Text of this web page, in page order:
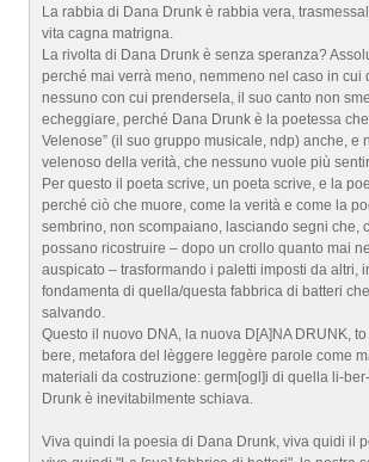
La rabbia di Dana Drunk è rabbia vera,
vita cagna matrigna.
La rivolta di Dana Drunk è senza speranza?
perché mai verrà meno, nemmeno nel caso in cui
nessuno con cui prendersela, il suo canto non
echeggiare, perché Dana Drunk è la poetessa
Velenose” (il suo gruppo musicale, ndp) anche, e
velenoso della verità, che nessuno vuole più
Per questo il poeta scrive, un poeta scrive, e la
perché ciò che muore, come la verità e come la
sembrino, non scompaiano, lasciando segni che,
possano ricostruire – dopo un crollo quanto mai
auspicato – trasformando i paletti imposti da altri,
fondamenta di quella/questa fabbrica di batteri
salvando.
Questo il nuovo DNA, la nuova D[A]NA DRUNK,
bere, metafora del lèggere leggère parole come
materiali da costruzione: germ[ogl]i di quella li-
Drunk è inevitabilmente schiava.
Viva quindi la poesia di Dana Drunk, viva quidi il